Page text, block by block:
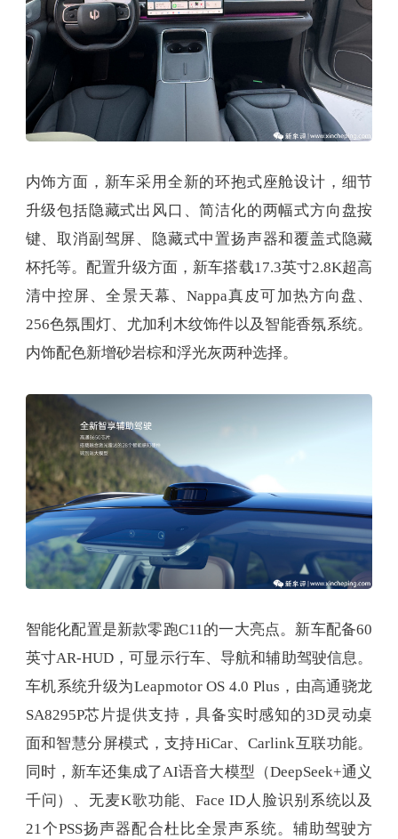
内饰方面，新车采用全新的环抱式座舱设计，细节
升级包括隐藏式出风口、简洁化的两幅式方向盘按
键、取消副驾屏、隐藏式中置扬声器和覆盖式隐藏
杯托等。配置升级方面，新车搭载17.3英寸2.8K超高
清中控屏、全景天幕、Nappa真皮可加热方向盘、
256色氛围灯、尤加利木纹饰件以及智能香氛系统。
内饰配色新增砂岩棕和浮光灰两种选择。
智能化配置是新款零跑C11的一大亮点。新车配备60
英寸AR-HUD，可显示行车、导航和辅助驾驶信息。
车机系统升级为Leapmotor OS 4.0 Plus，由高通骁龙
SA8295P芯片提供支持，具备实时感知的3D灵动桌
面和智慧分屏模式，支持HiCar、Carlink互联功能。
同时，新车还集成了AI语音大模型（DeepSeek+通义
千问）、无麦K歌功能、Face ID人脸识别系统以及
21个PSS扬声器配合杜比全景声系统。辅助驾驶方